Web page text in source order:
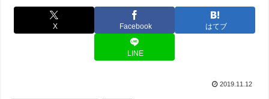
X Facebook はてブ
LINE
2019.11.12